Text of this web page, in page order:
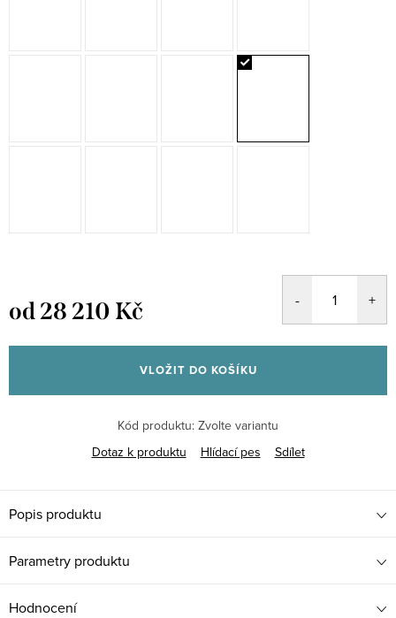
od28 210 Kč
cena:
VLOŽIT DO KOŠÍKU
Kód produktu: Zvolte variantu
Dotaz k produktu
Hlídací pes Sdílet
Popis produktu
Parametry produktu
Hodnocení